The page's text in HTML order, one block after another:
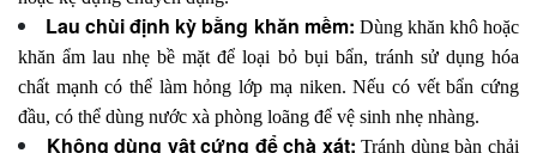
Lau chùi định kỳ bằng khăn mềm: Dùng khăn khô hoặc
khăn ẩm lau nhẹ bề mặt để loại bỏ bụi bẩn, tránh sử dụng hóa
chất mạnh có thể làm hỏng lớp mạ niken. Nếu có vết bẩn cứng
đầu, có thể dùng nước xà phòng loãng để vệ sinh nhẹ nhàng.
Không dùng vật cứng để chà xát:Tránh dùng bàn chải